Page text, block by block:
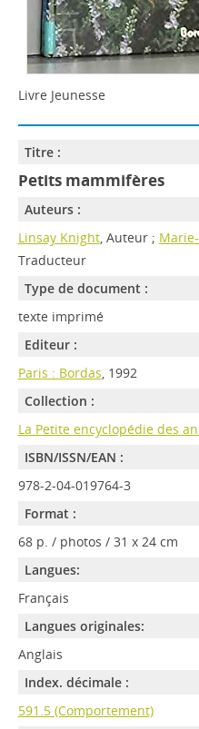
Livre Jeunesse
Titre :
Petits mammifères
Auteurs :
Linsay Knight, Auteur ;
Traducteur
Type de document :
texte imprimé
Editeur :
Paris : Bordas, 1992
Collection :
La Petite encyclopédie des
ISBN/ISSN/EAN :
978-2-04-019764-3
Format :
68 p. / photos / 31 x 24 cm
Langues:
Français
Langues originales:
Anglais
Index. décimale :
591.5 (Comportement)